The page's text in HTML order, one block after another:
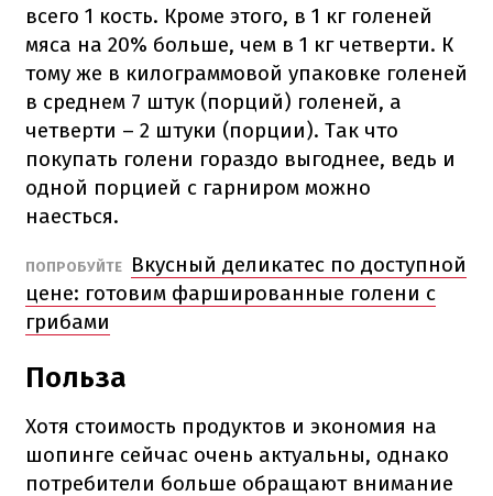
всего 1 кость. Кроме этого, в 1 кг голеней
мяса на 20% больше, чем в 1 кг четверти. К
тому же в килограммовой упаковке голеней
в среднем 7 штук (порций) голеней, а
четверти – 2 штуки (порции). Так что
покупать голени гораздо выгоднее, ведь и
одной порцией с гарниром можно
наесться.
ПОПРОБУЙТЕ
Вкусный деликатес по доступной
цене: готовим фаршированные голени с
грибами
Польза
Хотя стоимость продуктов и экономия на
шопинге сейчас очень актуальны, однако
потребители больше обращают внимание